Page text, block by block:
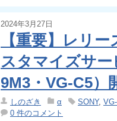
2024年3月27日
【重要】レリ
スタマイズサー
9M3・VG-C5）
しのざき α SONY,
0 件のコメント